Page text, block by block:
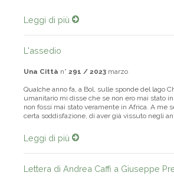
Leggi di più
L'assedio
Una Città n° 291 / 2023 marzo
Qualche anno fa, a Bol, sulle sponde del lago
umanitario mi disse che se non ero mai stato
non fossi mai stato veramente in Africa. A me
certa soddisfazione, di aver già vissuto negli
Leggi di più
Lettera di Andrea Caffi a Giuseppe